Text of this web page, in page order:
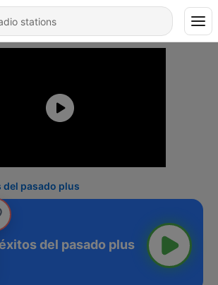
del pasado plus
del pasado plus